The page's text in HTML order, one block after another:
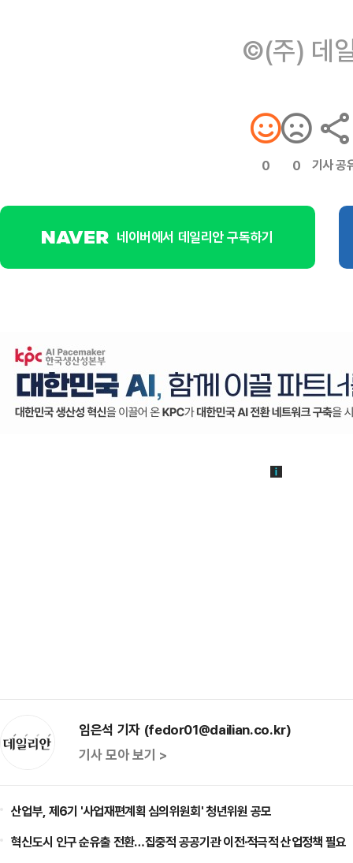
©(주) 데
0 0 기사 공
네이버에서 데일리안 구독하기
임은석 기자 (fedor01@dailian.co.kr)
기사 모아 보기 >
산업부, 제6기 '사업재편계획 심의위원회' 청년위원 공모
혁신도시 인구 순유출 전환…집중적 공공기관 이전·적극적 산업정책 필요